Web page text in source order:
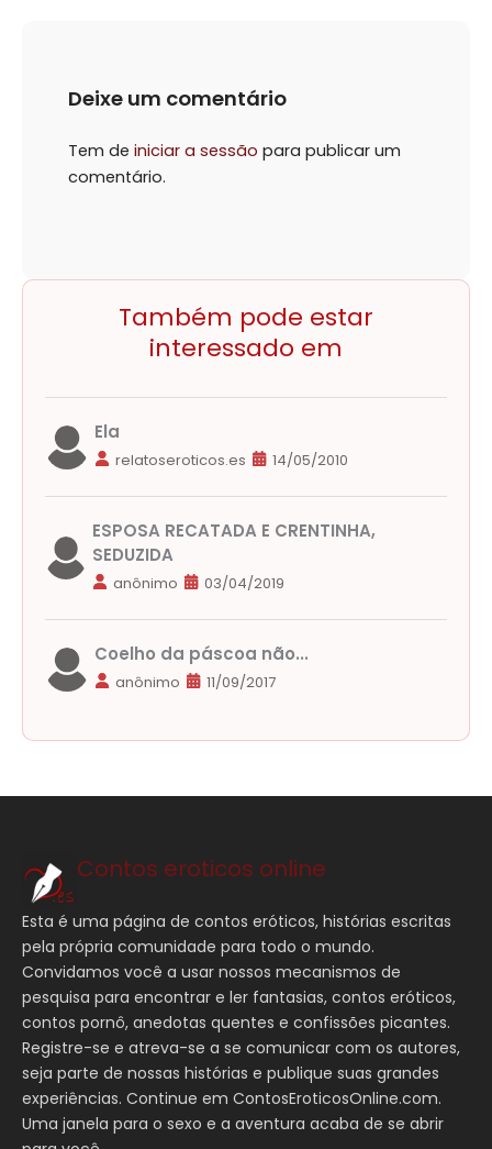
Deixe um comentário
Tem de iniciar a sessão para publicar um
comentário.
Também pode estar
interessado em
Ela
relatoseroticos.es 14/05/2010
ESPOSA RECATADA E CRENTINHA,
SEDUZIDA
anônimo 03/04/2019
Coelho da páscoa não...
anônimo 11/09/2017
Contos eroticos online
Esta é uma página de contos eróticos, histórias escritas
pela própria comunidade para todo o mundo.
Convidamos você a usar nossos mecanismos de
pesquisa para encontrar e ler fantasias, contos eróticos,
contos pornô, anedotas quentes e confissões picantes.
Registre-se e atreva-se a se comunicar com os autores,
seja parte de nossas histórias e publique suas grandes
experiências. Continue em ContosEroticosOnline.com.
Uma janela para o sexo e a aventura acaba de se abrir